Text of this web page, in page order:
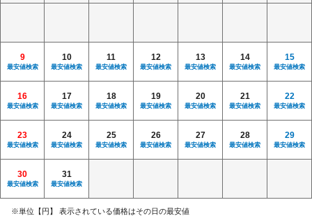
9
最安値検索
10
最安値検索
11
最安値検索
12
最安値検索
13
最安値検索
14
最安値検索
15
最安値検索
16
最安値検索
17
最安値検索
18
最安値検索
19
最安値検索
20
最安値検索
21
最安値検索
22
最安値検索
23
最安値検索
24
最安値検索
25
最安値検索
26
最安値検索
27
最安値検索
28
最安値検索
29
最安値検索
30
最安値検索
31
最安値検索
※単位【円】 表示されている価格はその日の最安値